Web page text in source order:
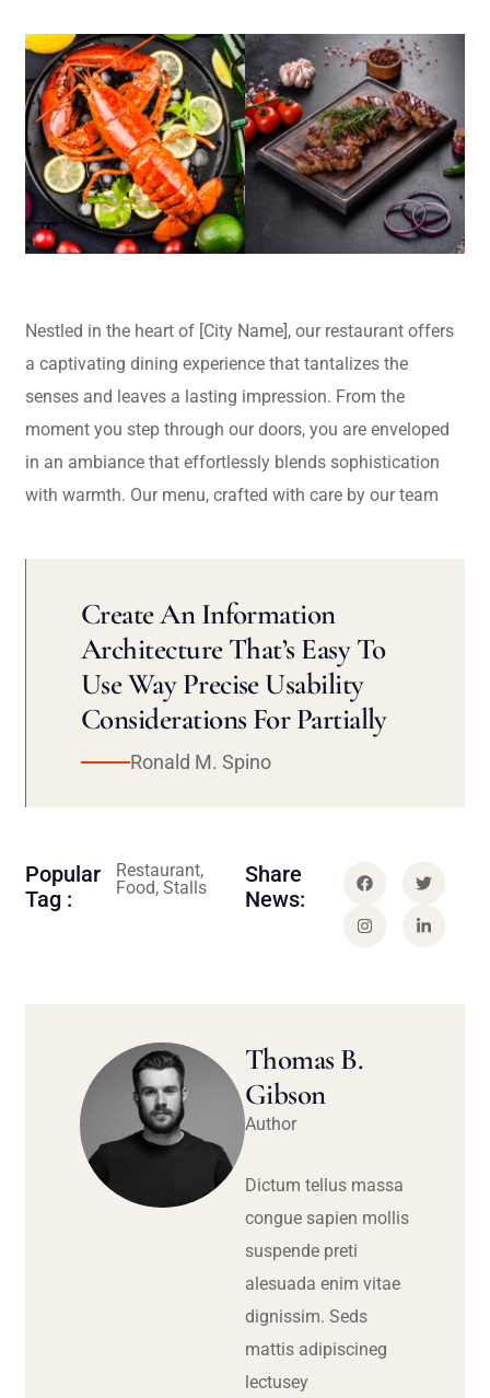
Nestled in the heart of [City Name], our restaurant offers
a captivating dining experience that tantalizes the
senses and leaves a lasting impression. From the
moment you step through our doors, you are enveloped
in an ambiance that effortlessly blends sophistication
with warmth. Our menu, crafted with care by our team
Create An Information
Architecture That’s Easy To
Use Way Precise Usability
Considerations For Partially
Ronald M. Spino
Popular
Tag :
Restaurant,
Food, Stalls
Share
News:
Thomas B.
Gibson
Author
Dictum tellus massa
congue sapien mollis
suspende preti
alesuada enim vitae
dignissim. Seds
mattis adipiscineg
lectusey